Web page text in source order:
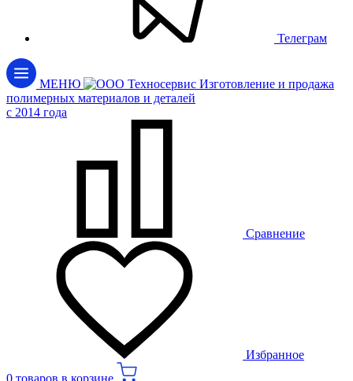
Телеграм
МЕНЮ
Изготовление и продажа
полимерных материалов и деталей
c 2014 года
Сравнение
Избранное
0 товаров в корзине